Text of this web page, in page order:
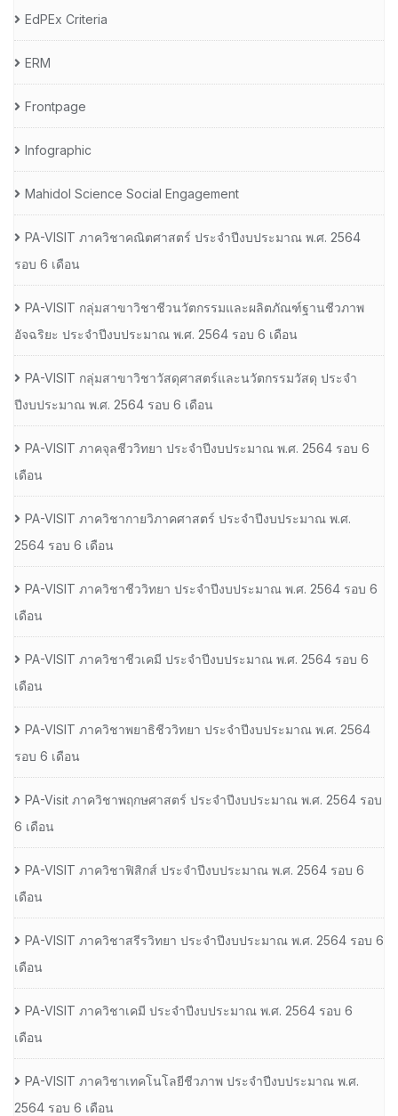
EdPEx Criteria
ERM
Frontpage
Infographic
Mahidol Science Social Engagement
PA-VISIT ภาควิชาคณิตศาสตร์ ประจำปีงบประมาณ พ.ศ. 2564
รอบ 6 เดือน
PA-VISIT กลุ่มสาขาวิชาชีวนวัตกรรมและผลิตภัณฑ์ฐานชีวภาพ
อัจฉริยะ ประจำปีงบประมาณ พ.ศ. 2564 รอบ 6 เดือน
PA-VISIT กลุ่มสาขาวิชาวัสดุศาสตร์และนวัตกรรมวัสดุ ประจำ
ปีงบประมาณ พ.ศ. 2564 รอบ 6 เดือน
PA-VISIT ภาคจุลชีววิทยา ประจำปีงบประมาณ พ.ศ. 2564 รอบ 6
เดือน
PA-VISIT ภาควิชากายวิภาคศาสตร์ ประจำปีงบประมาณ พ.ศ.
2564 รอบ 6 เดือน
PA-VISIT ภาควิชาชีววิทยา ประจำปีงบประมาณ พ.ศ. 2564 รอบ 6
เดือน
PA-VISIT ภาควิชาชีวเคมี ประจำปีงบประมาณ พ.ศ. 2564 รอบ 6
เดือน
PA-VISIT ภาควิชาพยาธิชีววิทยา ประจำปีงบประมาณ พ.ศ. 2564
รอบ 6 เดือน
PA-Visit ภาควิชาพฤกษศาสตร์ ประจำปีงบประมาณ พ.ศ. 2564 รอบ
6 เดือน
PA-VISIT ภาควิชาฟิสิกส์ ประจำปีงบประมาณ พ.ศ. 2564 รอบ 6
เดือน
PA-VISIT ภาควิชาสรีรวิทยา ประจำปีงบประมาณ พ.ศ. 2564 รอบ 6
เดือน
PA-VISIT ภาควิชาเคมี ประจำปีงบประมาณ พ.ศ. 2564 รอบ 6
เดือน
PA-VISIT ภาควิชาเทคโนโลยีชีวภาพ ประจำปีงบประมาณ พ.ศ.
2564 รอบ 6 เดือน